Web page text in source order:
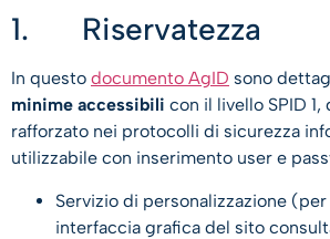
1. Riservatezza
In questo documento AgID sono
minime accessibili con il livello SPID
rafforzato nei protocolli di sicurezza
utilizzabile con inserimento user e
Servizio di personalizzazione
interfaccia grafica del sito